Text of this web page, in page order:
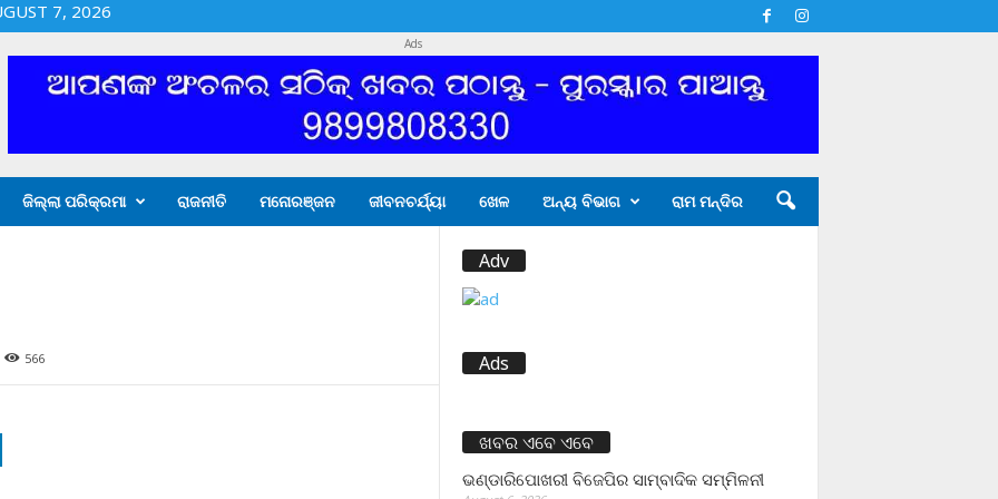
7, 2026
Ads
ଜିଲ୍ଲା ପରିକ୍ରମା ରାଜନୀତି ମନୋରଞ୍ଜନ ଜୀବନଚର୍ଯ୍ୟା ଖେଳ ଅନ୍ୟ ବିଭାଗ ରାମ ମନ୍ଦିର
566
Adv
Ads
ଖବର ଏବେ ଏବେ
ଭଣ୍ଡାରିପୋଖରୀ ବିଜେପିର ସାମ୍ବାଦିକ ସମ୍ମିଳନୀ